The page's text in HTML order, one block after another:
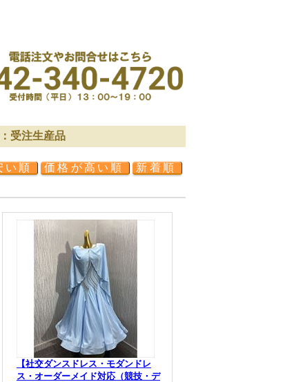
受注生産品
い順 価格が高い順
新着順
【社交ダンスドレス・モダンドレ
ス・オーダーメイド対応（競技・デ